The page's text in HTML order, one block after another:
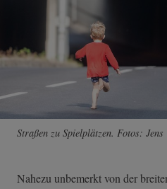
Straßen zu Spielplätzen. Fotos: Jens
Nahezu unbemerkt von der